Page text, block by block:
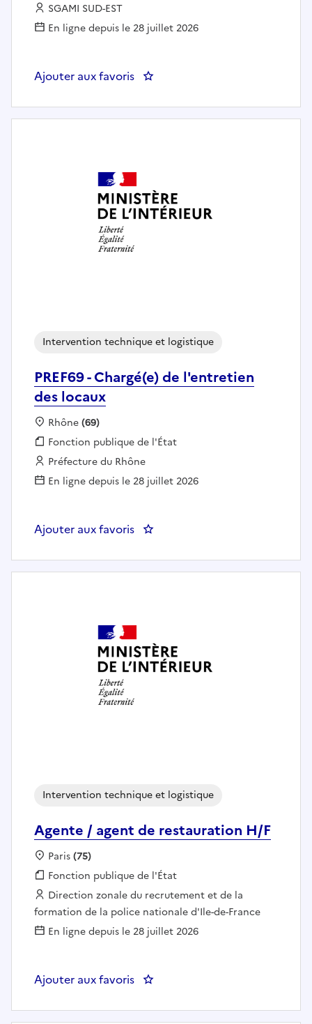
Employeur :
SGAMI SUD-EST
En ligne depuis le 28 juillet 2026
Ajouter aux favoris : SGAMI SUD-EST 69 -
PREF69 - Chargé(e) de l'entretien
des locaux
Intervention technique et logistique
Localisation :
Rhône(69)
Fonction publique :
Fonction publique de l'État
Employeur :
Préfecture du Rhône
En ligne depuis le 28 juillet 2026
Ajouter aux favoris : PREF69 - Chargé(e) de
Agente / agent de restauration H/F
Intervention technique et logistique
Localisation :
Paris(75)
Fonction publique :
Fonction publique de l'État
Employeur :
Direction zonale du recrutement et de la
formation de la police nationale d'Ile-de-France
En ligne depuis le 28 juillet 2026
Ajouter aux favoris : Agente / agent de restauration